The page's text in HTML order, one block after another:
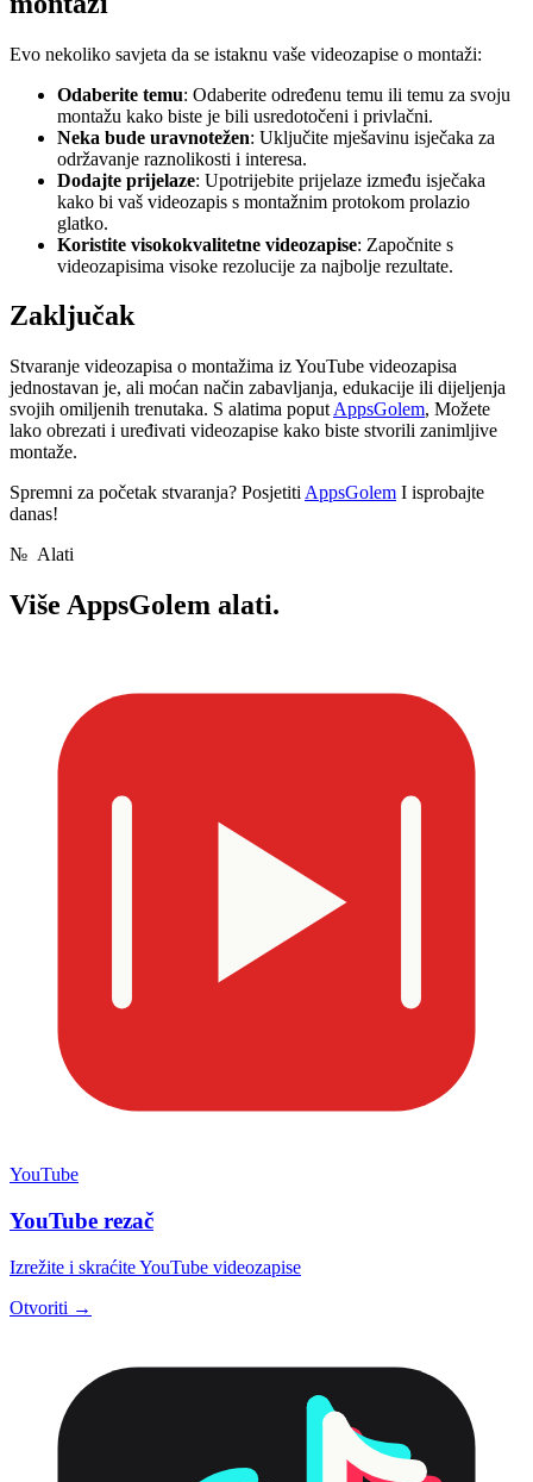
Evo nekoliko savjeta da se istaknu vaše videozapise o montaži:
Odaberite temu: Odaberite određenu temu ili temu za svoju
montažu kako biste je bili usredotočeni i privlačni.
Neka bude uravnotežen: Uključite mješavinu isječaka za
održavanje raznolikosti i interesa.
Dodajte prijelaze: Upotrijebite prijelaze između isječaka
kako bi vaš videozapis s montažnim protokom prolazio
glatko.
Koristite visokokvalitetne videozapise: Započnite s
videozapisima visoke rezolucije za najbolje rezultate.
Zaključak
Stvaranje videozapisa o montažima iz YouTube videozapisa
jednostavan je, ali moćan način zabavljanja, edukacije ili dijeljenja
svojih omiljenih trenutaka. S alatima poput AppsGolem, Možete
lako obrezati i uređivati ​​videozapise kako biste stvorili zanimljive
montaže.
Spremni za početak stvaranja? Posjetiti AppsGolem I isprobajte
danas!
№ Alati
Više AppsGolem alati.
YouTube
YouTube rezač
Izrežite i skraćite YouTube videozapise
Otvoriti →